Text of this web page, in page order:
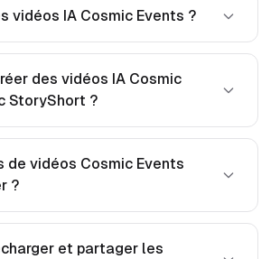
vidéos IA Cosmic Events ?
des vidéos IA Cosmic
StoryShort ?
de vidéos Cosmic Events
?
et partager les